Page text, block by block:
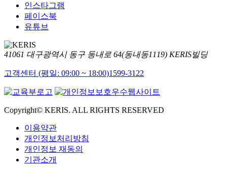
인스타그램
페이스북
유튜브
41061 대구광역시 동구 동내로 64(동내동1119) KERIS빌딩
고객센터 (평일: 09:00 ~ 18:00)1599-3122
Copyright© KERIS. ALL RIGHTS RESERVED
이용약관
개인정보처리방침
개인정보 재동의
기관소개